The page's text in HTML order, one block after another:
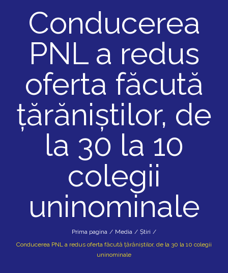
Conducerea
PNL a redus
oferta făcută
ţărăniştilor, de
la 30 la 10
colegii
uninominale
Prima pagina / Media / Știri /
Conducerea PNL a redus oferta făcută ţărăniştilor, de la 30 la 10 colegii
uninominale